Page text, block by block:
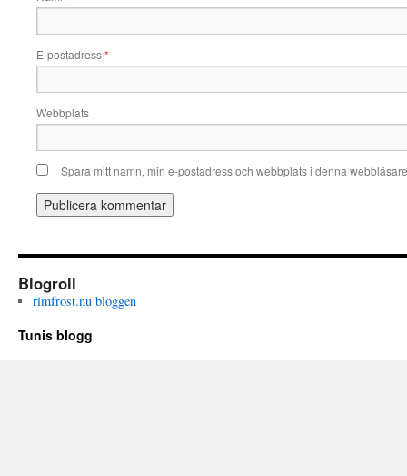
E-postadress*
Webbplats
Spara mitt namn, min e-postadress och webbplats i denna
Blogroll
rimfrost.nu bloggen
Tunis blogg